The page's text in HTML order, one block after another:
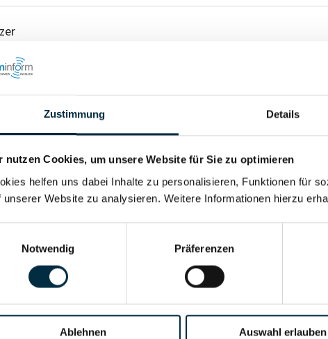
Zustimmung Details
nutzen Cookies, um unsere Website für Sie zu optimieren
helfen uns dabei Inhalte zu personalisieren, Funktionen für
unserer Website zu analysieren. Weitere Informationen hierzu
Notwendig
Präferenzen
Ablehnen Auswahl erlauben